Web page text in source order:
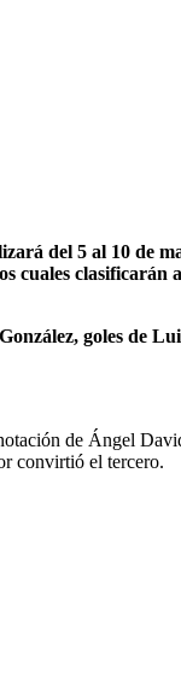
del 5 al 10 de
clasificarán
goles de
de Ángel
convirtió el tercero.